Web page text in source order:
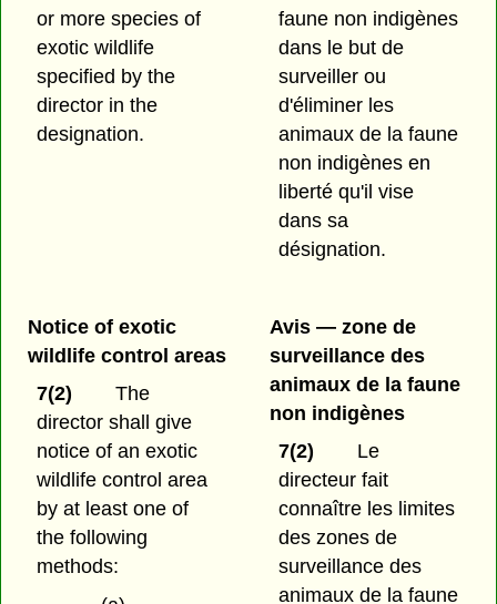
or more species of
exotic wildlife
specified by the
director in the
designation.
faune non indigènes
dans le but de
surveiller ou
d'éliminer les
animaux de la faune
non indigènes en
liberté qu'il vise
dans sa
désignation.
Notice of exotic
wildlife control areas
7(2)
The
director shall give
notice of an exotic
wildlife control area
by at least one of
the following
methods:
Avis — zone de
surveillance des
animaux de la faune
non indigènes
7(2)
Le
directeur fait
connaître les limites
des zones de
surveillance des
animaux de la faune